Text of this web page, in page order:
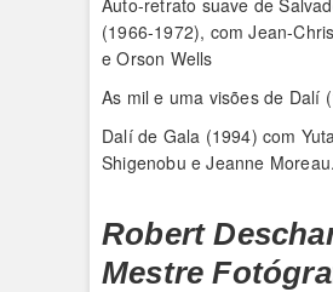
(1966-1972), com Jean-
e Orson Wells
As mil e uma visões de Dalí
Dalí de Gala (1994) com
Shigenobu e Jeanne Moreau.
Robert
Mestre